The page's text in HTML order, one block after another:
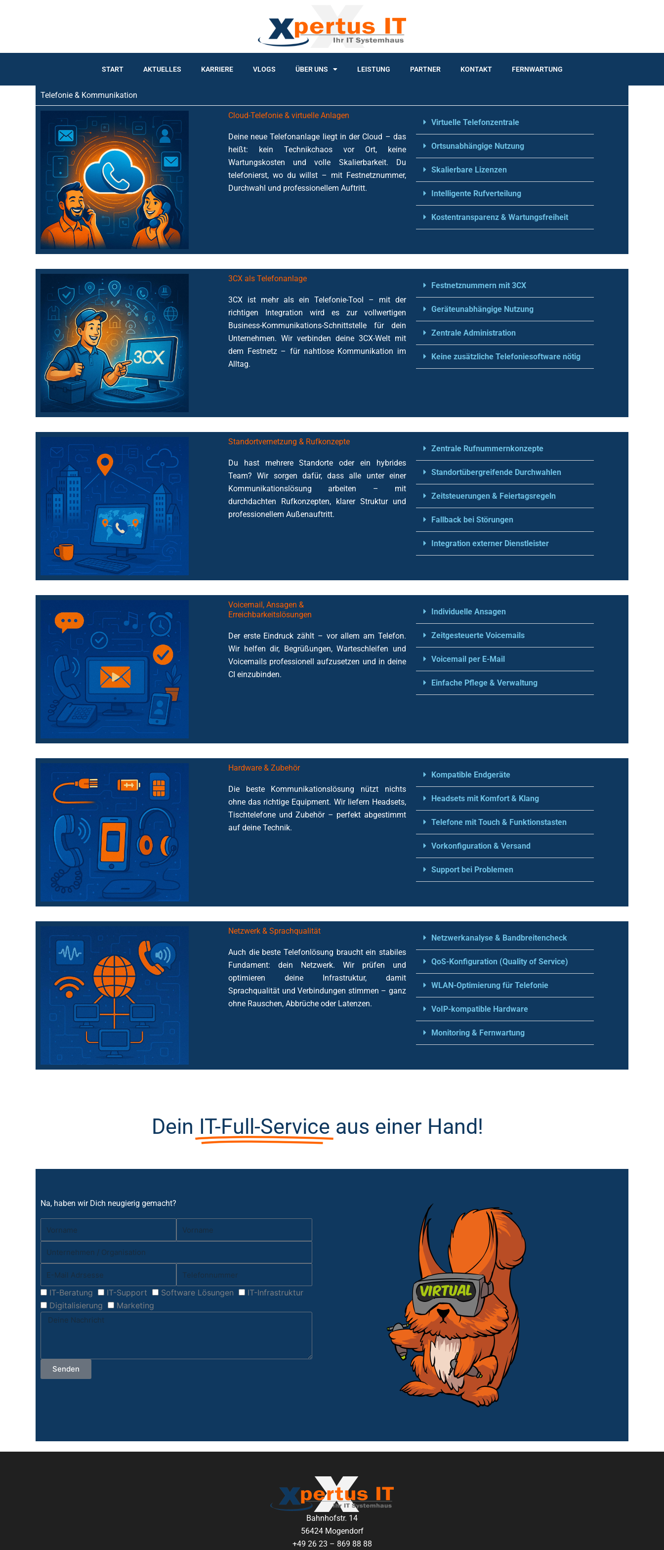
START AKTUELLES KARRIERE VLOGS ÜBER UNS LEISTUNG PARTNER KONTAKT FERNWARTUNG
Telefonie & Kommunikation
Deine Cloud-Telefonie
Cloud-Telefonie & virtuelle Anlagen
Deine neue Telefonanlage liegt in der Cloud – das
heißt: kein Technikchaos vor Ort, keine
Wartungskosten und volle Skalierbarkeit. Du
telefonierst, wo du willst – mit Festnetznummer,
Durchwahl und professionellem Auftritt.
Virtuelle Telefonzentrale
Ortsunabhängige Nutzung
Skalierbare Lizenzen
Intelligente Rufverteilung
Kostentransparenz & Wartungsfreiheit
Deine 3CX Anlage
3CX als Telefonanlage
3CX ist mehr als ein Telefonie-Tool – mit der
richtigen Integration wird es zur vollwertigen
Business-Kommunikations-Schnittstelle für dein
Unternehmen. Wir verbinden deine 3CX-Welt mit
dem Festnetz – für nahtlose Kommunikation im
Alltag.
Festnetznummern mit 3CX
Geräteunabhängige Nutzung
Zentrale Administration
Keine zusätzliche Telefoniesoftware nötig
Standortvernetzunhg
Standortvernetzung & Rufkonzepte
Du hast mehrere Standorte oder ein hybrides
Team? Wir sorgen dafür, dass alle unter einer
Kommunikationslösung arbeiten – mit
durchdachten Rufkonzepten, klarer Struktur und
professionellem Außenauftritt.
Zentrale Rufnummernkonzepte
Standortübergreifende Durchwahlen
Zeitsteuerungen & Feiertagsregeln
Fallback bei Störungen
Integration externer Dienstleister
Deine Erreichbarkeit
Voicemail, Ansagen &
Erreichbarkeitslösungen
Der erste Eindruck zählt – vor allem am Telefon.
Wir helfen dir, Begrüßungen, Warteschleifen und
Voicemails professionell aufzusetzen und in deine
CI einzubinden.
Individuelle Ansagen
Zeitgesteuerte Voicemails
Voicemail per E-Mail
Einfache Pflege & Verwaltung
Hardware & Zubehör
Hardware & Zubehör
Die beste Kommunikationslösung nützt nichts
ohne das richtige Equipment. Wir liefern Headsets,
Tischtelefone und Zubehör – perfekt abgestimmt
auf deine Technik.
Kompatible Endgeräte
Headsets mit Komfort & Klang
Telefone mit Touch & Funktionstasten
Vorkonfiguration & Versand
Support bei Problemen
Netzwerk & Sprachqualität
Auch die beste Telefonlösung braucht ein stabiles
Fundament: dein Netzwerk. Wir prüfen und
optimieren deine Infrastruktur, damit
Sprachqualität und Verbindungen stimmen – ganz
ohne Rauschen, Abbrüche oder Latenzen.
Netzwerkanalyse & Bandbreitencheck
QoS-Konfiguration (Quality of Service)
WLAN-Optimierung für Telefonie
VoIP-kompatible Hardware
Monitoring & Fernwartung
Dein IT-Full-Service aus einer Hand!
Na, haben wir Dich neugierig gemacht?
IT-Beratung IT-Support Software Lösungen
IT-Infrastruktur
Digitalisierung
Marketing
Senden
Bahnhofstr. 14
56424 Mogendorf
+49 26 23 – 869 88 88